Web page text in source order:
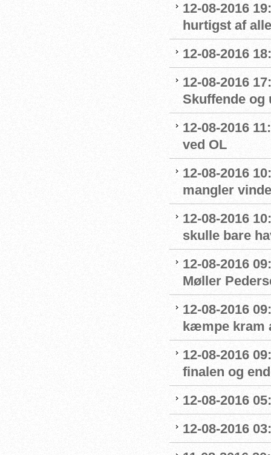
12-08-2016
hurtigst af
12-08-2016
12-08-2016
Skuffende
12-08-2016
ved OL
12-08-2016
mangler
12-08-2016
skulle bare
12-08-2016
Møller
12-08-2016
kæmpe kram
12-08-2016
finalen og
12-08-2016
12-08-2016